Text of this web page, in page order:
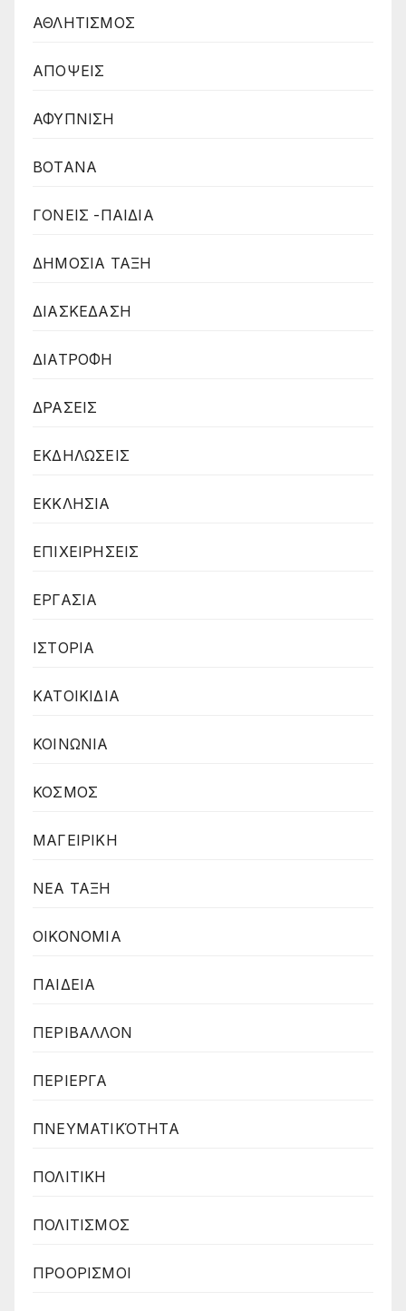
ΑΘΛΗΤΙΣΜΟΣ
ΑΠΟΨΕΙΣ
ΑΦΥΠΝΙΣΗ
ΒΟΤΑΝΑ
ΓΟΝΕΙΣ -ΠΑΙΔΙΑ
ΔΗΜΟΣΙΑ ΤΑΞΗ
ΔΙΑΣΚΕΔΑΣΗ
ΔΙΑΤΡΟΦΗ
ΔΡΑΣΕΙΣ
ΕΚΔΗΛΩΣΕΙΣ
ΕΚΚΛΗΣΙΑ
ΕΠΙΧΕΙΡΗΣΕΙΣ
ΕΡΓΑΣΙΑ
ΙΣΤΟΡΙΑ
ΚΑΤΟΙΚΙΔΙΑ
ΚΟΙΝΩΝΙΑ
ΚΟΣΜΟΣ
ΜΑΓΕΙΡΙΚΗ
ΝΕΑ ΤΑΞΗ
ΟΙΚΟΝΟΜΙΑ
ΠΑΙΔΕΙΑ
ΠΕΡΙΒΑΛΛΟΝ
ΠΕΡΙΕΡΓΑ
ΠΝΕΥΜΑΤΙΚΌΤΗΤΑ
ΠΟΛΙΤΙΚΗ
ΠΟΛΙΤΙΣΜΟΣ
ΠΡΟΟΡΙΣΜΟΙ